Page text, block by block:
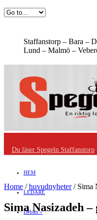
Staffanstorp – Bara –
Lund – Malmö –
Du läser Spegeln Staffanstorp
HEM
LEDARE
Debatt »
Home /huvudnyheter/ Sima
Sima Nasizadeh